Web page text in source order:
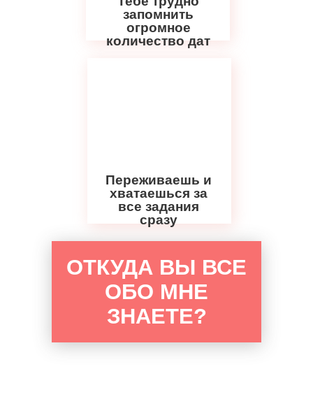
запомнить
огромное
количество дат
Переживаешь и
хватаешься за
все задания
сразу
ОТКУДА ВЫ ВСЕ
ОБО МНЕ
ЗНАЕТЕ?